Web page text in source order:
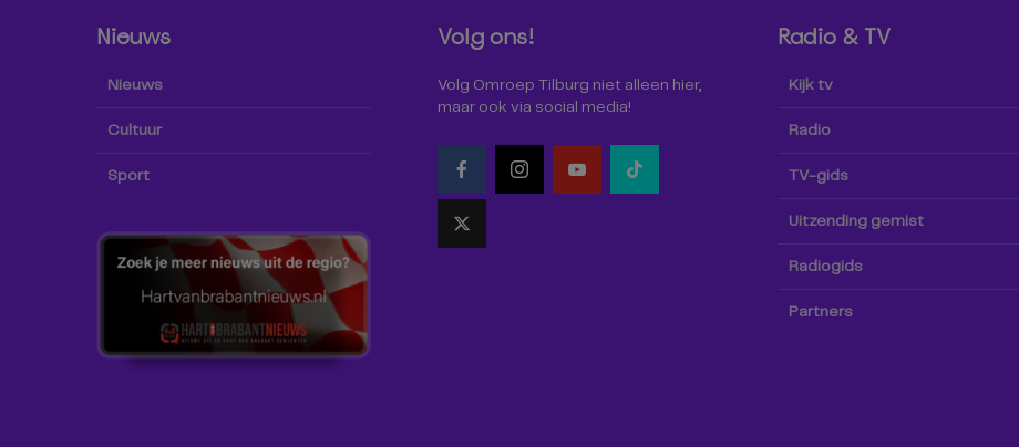
Nieuws
Nieuws
Cultuur
Sport
Volg ons!
Volg Omroep Tilburg niet alleen hier,
maar ook via social media!
Radio & TV
Kijk tv
Radio
TV-gids
Uitzending gemist
Radiogids
Partners